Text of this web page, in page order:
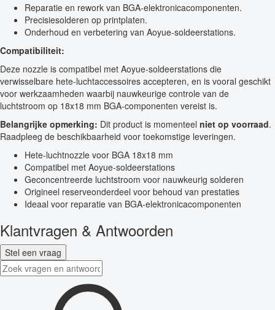
Reparatie en rework van BGA-elektronicacomponenten.
Precisiesolderen op printplaten.
Onderhoud en verbetering van Aoyue-soldeerstations.
Compatibiliteit:
Deze nozzle is compatibel met Aoyue-soldeerstations die
verwisselbare hete-luchtaccessoires accepteren, en is vooral geschikt
voor werkzaamheden waarbij nauwkeurige controle van de
luchtstroom op 18x18 mm BGA-componenten vereist is.
Belangrijke opmerking: Dit product is momenteel niet op voorraad.
Raadpleeg de beschikbaarheid voor toekomstige leveringen.
Hete-luchtnozzle voor BGA 18x18 mm
Compatibel met Aoyue-soldeerstations
Geconcentreerde luchtstroom voor nauwkeurig solderen
Origineel reserveonderdeel voor behoud van prestaties
Ideaal voor reparatie van BGA-elektronicacomponenten
Klantvragen & Antwoorden
Stel een vraag